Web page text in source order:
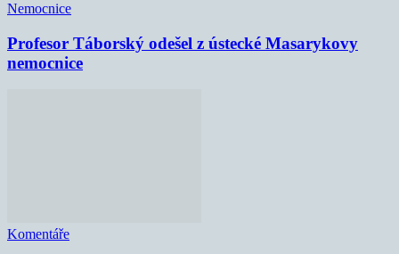
Nemocnice
Profesor Táborský odešel z ústecké Masarykovy
nemocnice
Komentáře